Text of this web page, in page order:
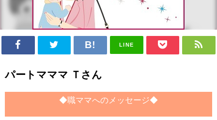
LINE
パートマママ Ｔさん
◆職ママへのメッセージ◆